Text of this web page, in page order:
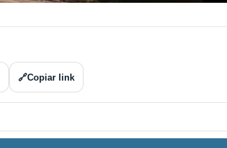
🔗Copiar link